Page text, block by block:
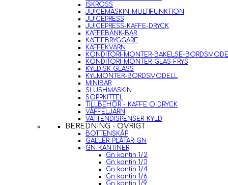
ISKROSS
JUICEMASKIN-MULTIFUNKTION
JUICEPRESS
JUICEPRESS-KAFFE-DRYCK
KAFFEBÄNK-BAR
KAFFEBRYGGARE
KAFFEKVARN
KONDITORI-MONTER-BAKELSE-
KONDITORI-MONTER-GLAS-FRYS
KYLDISK-GLASS
KYLMONTER-BORDSMODELL
MINIBAR
SLUSHMASKIN
SOPPKITTEL
TILLBEHÖR - KAFFE O DRYCK
VÅFFELJÄRN
VATTENDISPENSER-KYLD
BEREDNING - ÖVRIGT
BOTTENSKÅP
GALLER-PLÅTAR-GN
GN-KANTINER
Gn kantin 1/2
Gn kantin 1/3
Gn kantin 1/4
Gn kantin 1/6
Gn kantin 1/9